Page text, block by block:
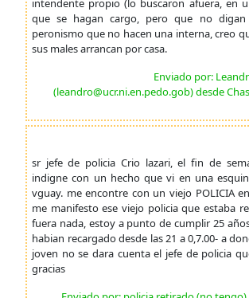
intendente propio (lo buscaron afuera, en
que se hagan cargo, pero que no
peronismo que no hacen una interna, creo
sus males arrancan por casa.
Enviado por:
(leandro@ucr.ni.en.pedo.gob) desde
sr jefe de policia Crio lazari, el fin de
indigne con un hecho que vi en una
vguay. me encontre con un viejo POLICIA
me manifesto ese viejo policia que estaba
fuera nada, estoy a punto de cumplir 25
habian recargado desde las 21 a 0,7.00- a
joven no se dara cuenta el jefe de policia
gracias